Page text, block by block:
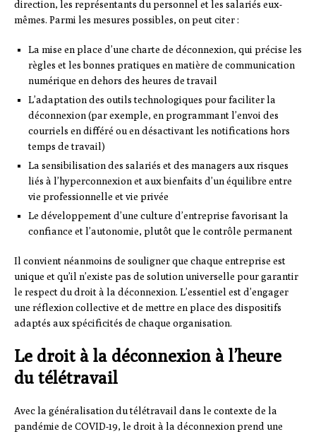
direction, les représentants du personnel et les salariés eux-
mêmes. Parmi les mesures possibles, on peut citer :
La mise en place d’une charte de déconnexion, qui précise les
règles et les bonnes pratiques en matière de communication
numérique en dehors des heures de travail
L’adaptation des outils technologiques pour faciliter la
déconnexion (par exemple, en programmant l’envoi des
courriels en différé ou en désactivant les notifications hors
temps de travail)
La sensibilisation des salariés et des managers aux risques
liés à l’hyperconnexion et aux bienfaits d’un équilibre entre
vie professionnelle et vie privée
Le développement d’une culture d’entreprise favorisant la
confiance et l’autonomie, plutôt que le contrôle permanent
Il convient néanmoins de souligner que chaque entreprise est
unique et qu’il n’existe pas de solution universelle pour garantir
le respect du droit à la déconnexion. L’essentiel est d’engager
une réflexion collective et de mettre en place des dispositifs
adaptés aux spécificités de chaque organisation.
Le droit à la déconnexion à l’heure
du télétravail
Avec la généralisation du télétravail dans le contexte de la
pandémie de COVID-19, le droit à la déconnexion prend une